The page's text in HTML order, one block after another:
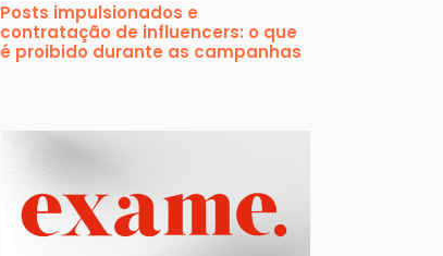
Posts impulsionados e
contratação de influencers: o que
é proibido durante as campanhas